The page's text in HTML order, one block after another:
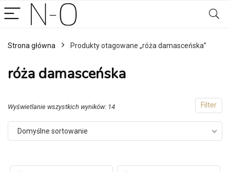
Strona główna Produkty otagowane „róża damasceńska”
róża damasceńska
Filter
Wyświetlanie wszystkich wyników: 14
Domyślne sortowanie